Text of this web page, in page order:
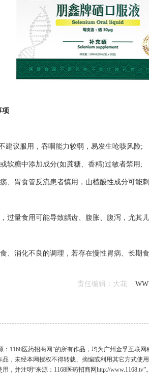
项
建议服用，吞咽能力较弱，易发生呛咳风险;
软糖中添加成分(如蔗糖、香精)过敏者禁用;
、胃食管反流患者慎用，山楂酸性成分可能
过量食用可能导致龋齿、腹胀、腹泻，尤其儿
、消化不良的调理，若存在慢性胃病、长期
责任编辑：大花
：1168医药招商网”的所有作品，均为广州金孚互联
品，未经本网授权不得转载、摘编或利用其它方式使
，并注明“来源：1168医药招商网http://